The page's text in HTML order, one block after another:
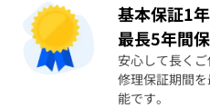
基本保証1年
最長5年間
安心して長くご
修理保証期間
能です。